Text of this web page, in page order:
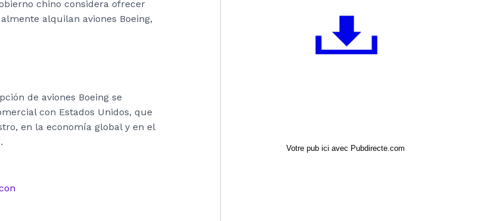
chino considera ofrecer
alquilan aviones Boeing,
de aviones Boeing se
con Estados Unidos, que
en la economía global y en el
Votre pub ici avec Pubdirecte.com